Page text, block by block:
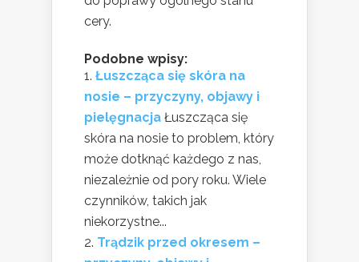
cery.
Podobne wpisy:
Łuszcząca się skóra na
nosie – przyczyny, objawy i
pielęgnacja Łuszcząca się
skóra na nosie to problem, który
może dotknąć każdego z nas,
niezależnie od pory roku. Wiele
czynników, takich jak
niekorzystne...
Trądzik przed okresem –